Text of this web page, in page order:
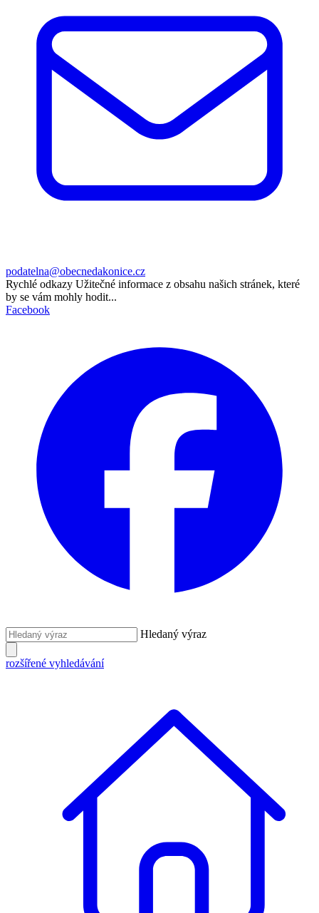
podatelna@obecnedakonice.cz
Rychlé odkazy Užitečné informace z obsahu našich stránek, které
by se vám mohly hodit...
Facebook
Hledaný výraz
rozšířené vyhledávání